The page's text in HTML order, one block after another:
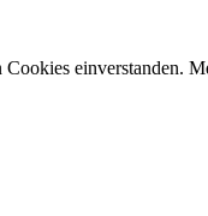
einverstanden.